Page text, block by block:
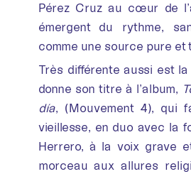
Pérez Cruz au cœur de
émergent du rythme,
comme une source pure et
Très différente aussi est
donne son titre à l’album,
día, (Mouvement 4), qui
vieillesse, en duo avec la
Herrero, à la voix grave
morceau aux allures